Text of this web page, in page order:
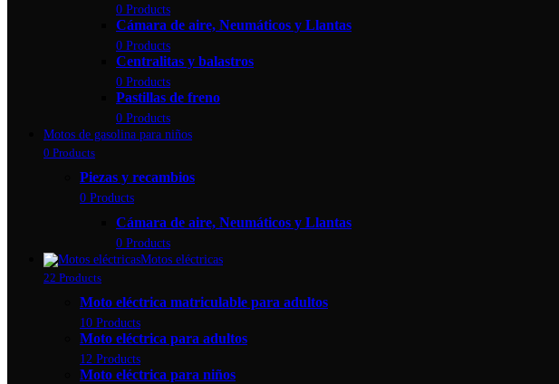
0 Products
Cámara de aire, Neumáticos y Llantas
0 Products
Centralitas y balastros
0 Products
Pastillas de freno
0 Products
Motos de gasolina para niños
0 Products
Piezas y recambios
0 Products
Cámara de aire, Neumáticos y Llantas
0 Products
Motos eléctricas
22 Products
Moto eléctrica matriculable para adultos
10 Products
Moto eléctrica para adultos
12 Products
Moto eléctrica para niños